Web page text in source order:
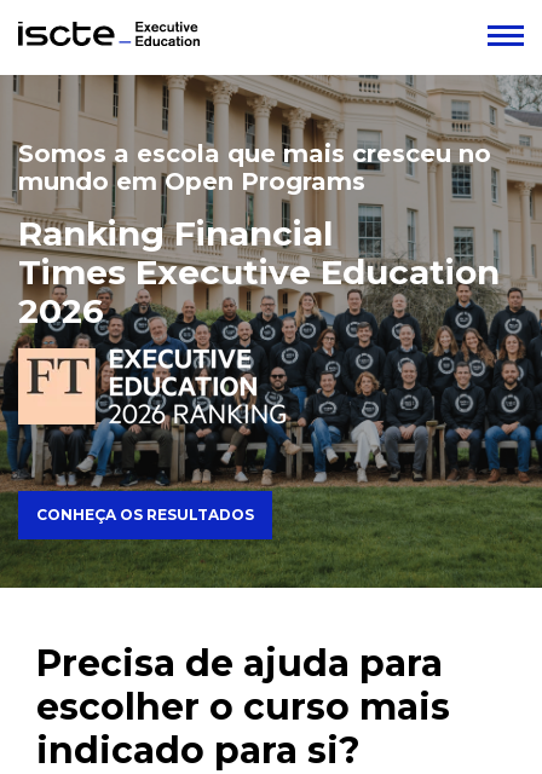
Somos a escola que mais cresceu no
mundo em Open Programs
Ranking Financial
Times Executive Education
2026
CONHEÇA OS RESULTADOS
Precisa de ajuda para
escolher o curso mais
indicado para si?